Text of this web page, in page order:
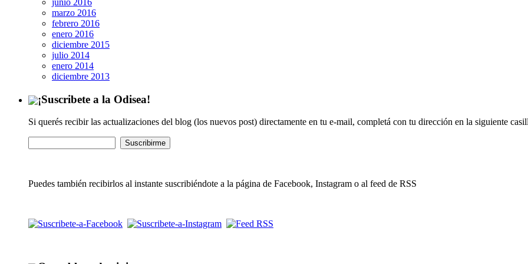
marzo 2016
febrero 2016
enero 2016
diciembre 2015
julio 2014
enero 2014
diciembre 2013
¡Suscribete a la Odisea!
Si querés recibir las actualizaciones del blog (los nuevos post) directamente en tu e-mail, completá con tu dirección en la siguiente
Puedes también recibirlos al instante suscribiéndote a la página de Facebook, Instagram o al feed de RSS